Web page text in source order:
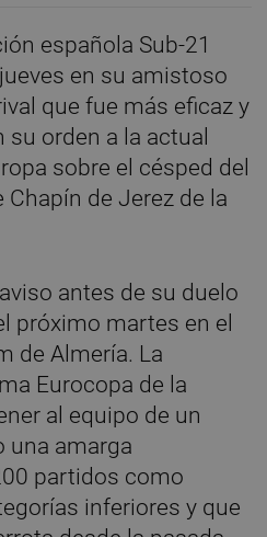
española Sub-21
en su amistoso
que fue más eficaz y
orden a la actual
sobre el césped del
de Jerez de la
antes de su duelo
próximo martes en el
de Almería. La
Eurocopa de la
al equipo de un
una amarga
partidos como
inferiores y que